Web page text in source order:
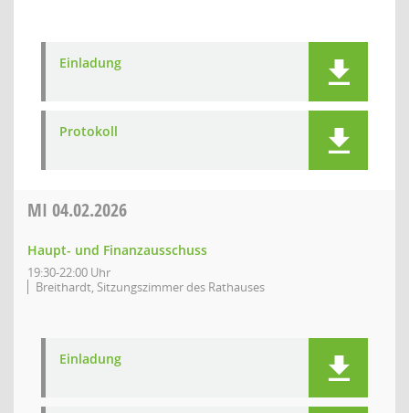
Einladung
Protokoll
MI 04.02.2026
Haupt- und Finanzausschuss
19:30-22:00 Uhr
Breithardt, Sitzungszimmer des Rathauses
Einladung